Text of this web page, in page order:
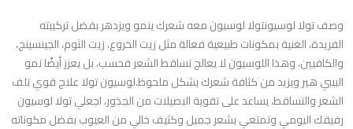
وصف تولا لوسيونتولا لوسيون معه شعرك ينمو ويزدهر بفضل تركيبته
الفريدة، الغنية بمكونات طبيعية فعالة مثل زيت الخروع، زيت الثوم، الجينسينج،
والكافيين، وهذا اللوسيون لا يعالج تساقط الشعر فحسب، بل يعزز أيضًا نمو
البيبي هير ويزيد من كثافة شعرك بشكل ملحوظ.لوسيون تولا علاج قوي تلف
الشعر والتساقط، يساعد على تقوية البصيلات من الجذور، اجعلي تولا لوسيون
رفيقك اليومي وتمتعي بشعر جميل وكثيف خالي من العيوب بفضل مكوناته